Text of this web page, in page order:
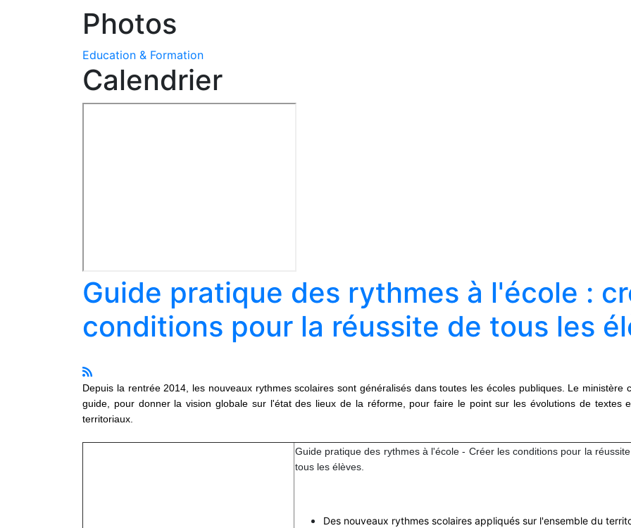
Photos
Education & Formation
Calendrier
Guide pratique des rythmes à l'école :
conditions pour la réussite de tous les
Depuis la rentrée 2014, les nouveaux rythmes scolaires sont généralisés dans toutes les écoles publiques. Le
guide, pour donner la vision globale sur l'état des lieux de la réforme, pour faire le point sur les évolutions de textes
territoriaux.
Guide pratique des rythmes à l'école - Créer les conditions pour la
tous les élèves.
Des nouveaux rythmes scolaires appliqués sur l'ensemble du